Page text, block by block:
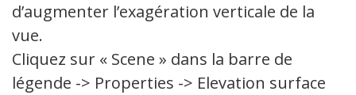
d’augmenter l’exagération verticale de la
vue.
Cliquez sur « Scene » dans la barre de
légende -> Properties -> Elevation surface